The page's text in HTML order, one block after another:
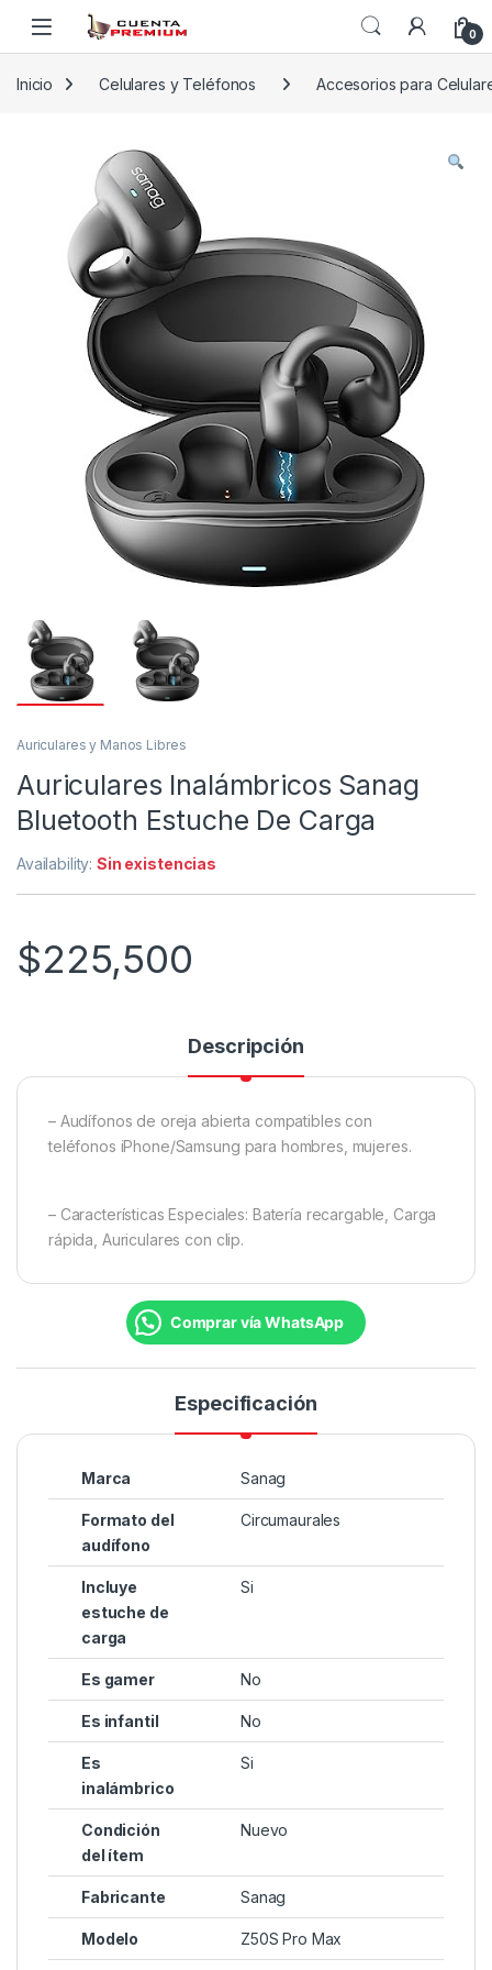
Skip to navigation
Skip to content
0
Inicio Celulares y Teléfonos Accesorios para
Auriculares y Manos Libres
Auriculares Inalámbricos Sanag
Bluetooth Estuche De Carga
Availability:Sin existencias
$225,500
Descripción
– Audífonos de oreja abierta compatibles con
teléfonos iPhone/Samsung para hombres, mujeres.
– Características Especiales: Batería recargable, Carga
rápida, Auriculares con clip.
Comprar vía WhatsApp
Especificación
Marca Sanag
Formato del
audífono
Circumaurales
Incluye
estuche de
carga
Si
Es gamer No
Es infantil No
Es
inalámbrico
Si
Condición
del ítem
Nuevo
Fabricante Sanag
Modelo Z50S Pro Max